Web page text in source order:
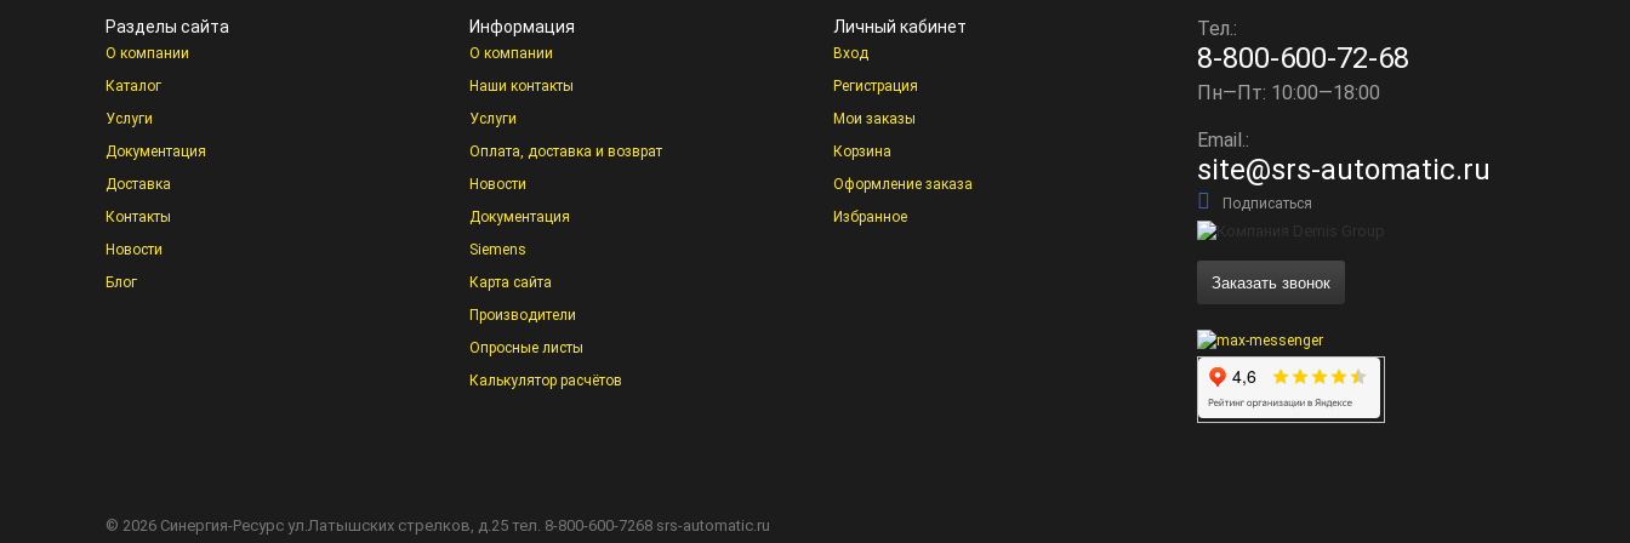
Разделы сайта
О компании
Каталог
Услуги
Документация
Доставка
Контакты
Новости
Блог
Информация
О компании
Наши контакты
Услуги
Оплата, доставка и возврат
Новости
Документация
Siemens
Карта сайта
Производители
Опросные листы
Калькулятор расчётов
Личный кабинет
Вход
Регистрация
Мои заказы
Корзина
Оформление заказа
Избранное
Тел.:
8-800-600-72-68
Пн—Пт: 10:00—18:00
Email.:
site@srs-automatic.ru
Подписаться
Заказать звонок
© 2026 Синергия-Ресурс ул.Латышских стрелков, д.25 тел. 8-800-600-7268 srs-automatic.ru